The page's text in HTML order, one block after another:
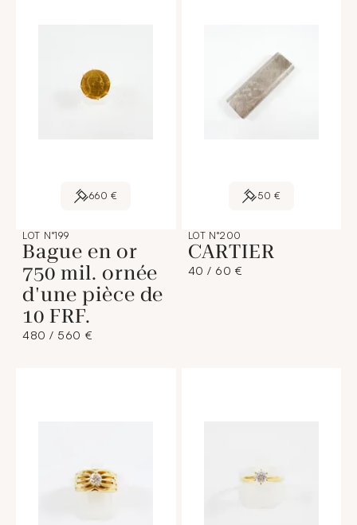
660 €
LOT N°199
Bague en or
750 mil. ornée
d'une pièce de
10 FRF.
480 / 560 €
50 €
LOT N°200
CARTIER
40 / 60 €